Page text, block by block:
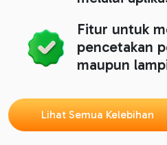
Fitur untuk
pencetakan
maupun
Lihat Semua Kelebihan